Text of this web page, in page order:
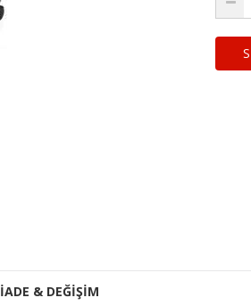
İADE & DEĞİŞİM